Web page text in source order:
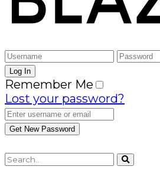
Remember Me
Lost your password?